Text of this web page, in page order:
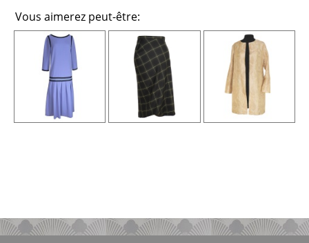
Vous aimerez peut-être: